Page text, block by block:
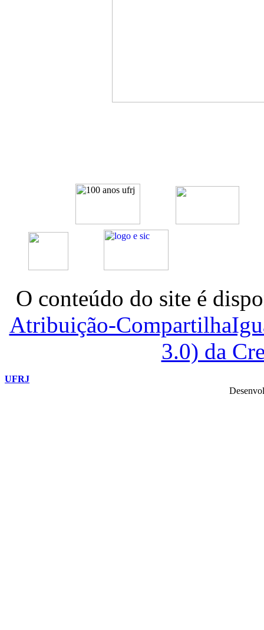
O conteúdo do site é
Atribuição-
3.0) da
UFRJ